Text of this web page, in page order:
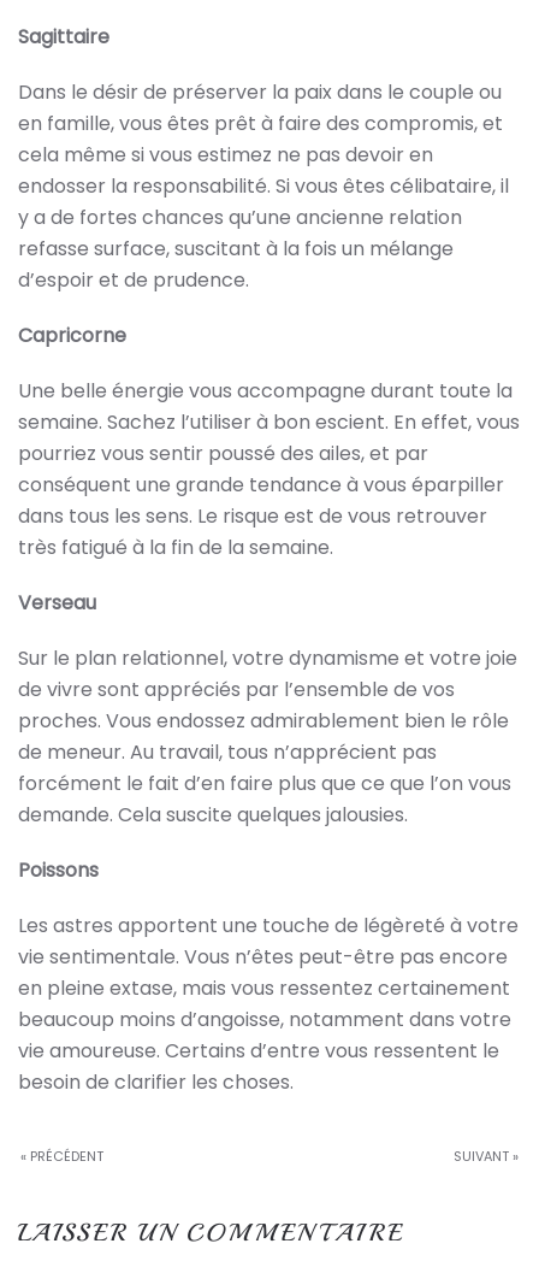
Sagittaire
Dans le désir de préserver la paix dans le couple ou
en famille, vous êtes prêt à faire des compromis, et
cela même si vous estimez ne pas devoir en
endosser la responsabilité. Si vous êtes célibataire, il
y a de fortes chances qu’une ancienne relation
refasse surface, suscitant à la fois un mélange
d’espoir et de prudence.
Capricorne
Une belle énergie vous accompagne durant toute la
semaine. Sachez l’utiliser à bon escient. En effet, vous
pourriez vous sentir poussé des ailes, et par
conséquent une grande tendance à vous éparpiller
dans tous les sens. Le risque est de vous retrouver
très fatigué à la fin de la semaine.
Verseau
Sur le plan relationnel, votre dynamisme et votre joie
de vivre sont appréciés par l’ensemble de vos
proches. Vous endossez admirablement bien le rôle
de meneur. Au travail, tous n’apprécient pas
forcément le fait d’en faire plus que ce que l’on vous
demande. Cela suscite quelques jalousies.
Poissons
Les astres apportent une touche de légèreté à votre
vie sentimentale. Vous n’êtes peut-être pas encore
en pleine extase, mais vous ressentez certainement
beaucoup moins d’angoisse, notamment dans votre
vie amoureuse. Certains d’entre vous ressentent le
besoin de clarifier les choses.
« PRÉCÉDENT SUIVANT »
LAISSER UN COMMENTAIRE